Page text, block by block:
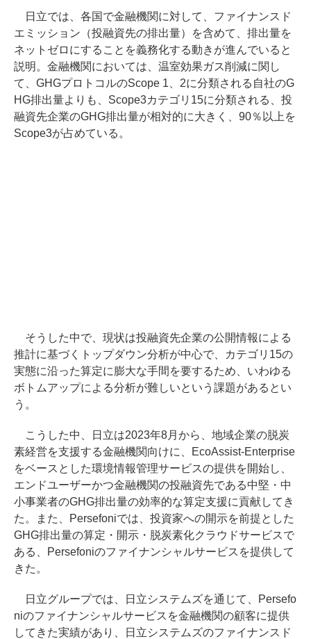
日立では、各国で金融機関に対して、ファイナンスド
エミッション（投融資先の排出量）を含めて、排出量を
ネットゼロにすることを義務化する動きが進んでいると
説明。金融機関においては、温室効果ガス削減に関し
て、GHGプロトコルのScope 1、2に分類される自社のG
HG排出量よりも、Scope3カテゴリ15に分類される、投
融資先企業のGHG排出量が相対的に大きく、90％以上を
Scope3が占めている。
そうした中で、現状は投融資先企業の公開情報による
推計に基づくトップダウン分析が中心で、カテゴリ15の
実態に沿った算定に膨大な手間を要するため、いわゆる
ボトムアップによる分析が難しいという課題があるとい
う。
こうした中、日立は2023年8月から、地域企業の脱炭
素経営を支援する金融機関向けに、EcoAssist-Enterprise
をベースとした環境情報管理サービスの提供を開始し、
エンドユーザーかつ金融機関の投融資先である中堅・中
小事業者のGHG排出量の効率的な算定支援に貢献してき
た。また、Persefoniでは、投資家への開示を前提とした
GHG排出量の算定・開示・脱炭素化クラウドサービスで
ある、Persefoniのファイナンシャルサービスを提供して
きた。
日立グループでは、日立システムズを通じて、Persefo
niのファイナンシャルサービスを金融機関の顧客に提供
してきた実績があり、日立システムズのファイナンスド